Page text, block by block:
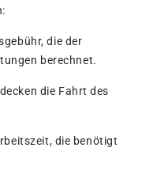
die der
berechnet.
die Fahrt des
die benötigt